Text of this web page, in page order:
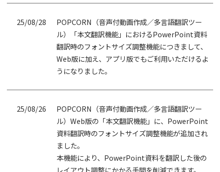
25/08/28
POPCORN（音声付動画作成／多言語翻訳ツー
ル）「本文翻訳機能」におけるPowerPoint資料
翻訳時のフォントサイズ調整機能につきまして、
Web版に加え、アプリ版でもご利用いただけるよ
うになりました。
25/08/26
POPCORN（音声付動画作成／多言語翻訳ツー
ル）Web版の「本文翻訳機能」に、PowerPoint
資料翻訳時のフォントサイズ調整機能が追加され
ました。
本機能により、PowerPoint資料を翻訳した後の
レイアウト調整にかかる手間を削減できます。